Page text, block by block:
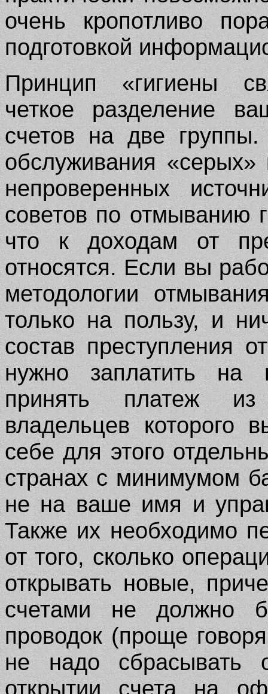
очень кропотливо
подготовкой
Принцип «гигиены
четкое разделение
счетов на две
обслуживания
непроверенных
советов по отмыванию
что к доходам от
относятся. Если вы
методологии
только на пользу, и
состав преступления
нужно заплатить на
принять платеж из
владельцев которого
себе для этого
странах с минимумом
не на ваше имя и
Также их необходимо
от того, сколько
открывать новые,
счетами не должно
проводок (проще
не надо сбрасывать
открытии счета на